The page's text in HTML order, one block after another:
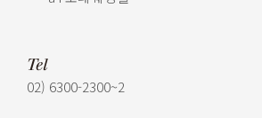
Tel
02) 6300-2300~2